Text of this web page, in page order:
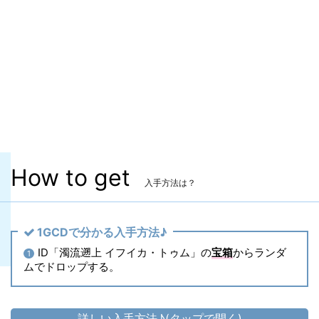
How to get 入手方法は？
1GCDで分かる入手方法♪
1 ID「濁流遡上 イフイカ・トゥム」の宝箱からランダ
ムでドロップする。